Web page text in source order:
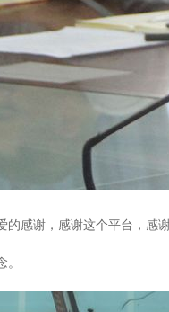
感谢，感谢这个平台，感